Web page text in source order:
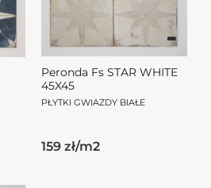
Peronda Fs STAR WHITE
45X45
PŁYTKI GWIAZDY BIAŁE
159 zł/m2